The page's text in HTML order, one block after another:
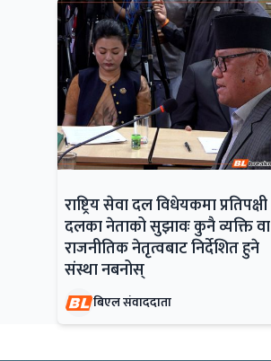
राष्ट्रिय सेवा दल विधेयकमा प्रतिपक्षी
दलका नेताको सुझावः कुनै व्यक्ति वा
राजनीतिक नेतृत्वबाट निर्देशित हुने
संस्था नबनोस्
बिएल संवाददाता